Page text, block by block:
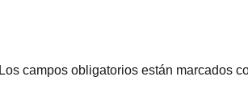
Los campos obligatorios están marcados